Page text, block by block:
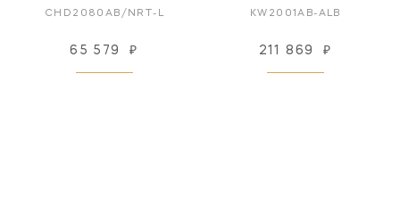
CHD2080AB/NRT-L
65 579 ₽
KW2001AB-ALB
211 869 ₽